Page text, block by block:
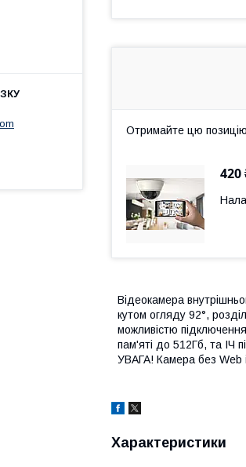
Отримайте цю
420
Відеокамера
кутом огляду 92°,
можливістю
пам'яті до 512Гб, та ІЧ
УВАГА! Камера без Web
Характеристики